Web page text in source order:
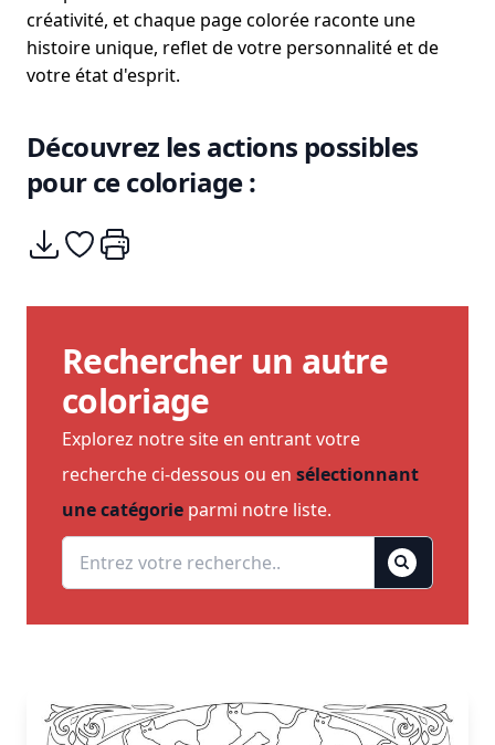
créativité, et chaque page colorée raconte une
histoire unique, reflet de votre personnalité et de
votre état d'esprit.
Découvrez les actions possibles
pour ce coloriage :
Télécharger
Ajouter à mes coups de coeurs
Imprimer
Rechercher un autre
coloriage
Explorez notre site en entrant votre
recherche ci-dessous ou en sélectionnant
une catégorie parmi notre liste.